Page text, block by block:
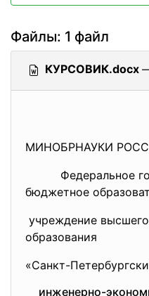
Файлы: 1 файл
КУРСОВИК.docx
МИНОБРНАУКИ
Федеральное
бюджетное
учреждение
образования
«Санкт-
инженерно-